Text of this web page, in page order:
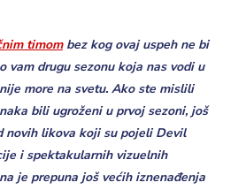
timombez kog ovaj uspeh ne bi
vam drugu sezonu koja nas vodi u
more na svetu. Ako ste mislili
bili ugroženi u prvoj sezoni, još
novih likova koji su pojeli Devil
i spektakularnih vizuelnih
je prepuna još većih iznenađenja